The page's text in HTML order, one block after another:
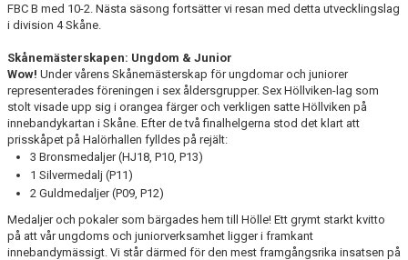
FBC B med 10-2. Nästa säsong fortsätter vi resan med detta utvecklingslag
i division 4 Skåne.
Skånemästerskapen: Ungdom & Junior
Wow! Under vårens Skånemästerskap för ungdomar och juniorer
representerades föreningen i sex åldersgrupper. Sex Höllviken-lag som
stolt visade upp sig i orangea färger och verkligen satte Höllviken på
innebandykartan i Skåne. Efter de två finalhelgerna stod det klart att
prisskåpet på Halörhallen fylldes på rejält:
3 Bronsmedaljer (HJ18, P10, P13)
1 Silvermedalj (P11)
2 Guldmedaljer (P09, P12)
Medaljer och pokaler som bärgades hem till Hölle! Ett grymt starkt kvitto
på att vår ungdoms och juniorverksamhet ligger i framkant
innebandymässigt. Vi står därmed för den mest framgångsrika insatsen på